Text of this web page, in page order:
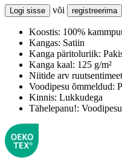
Logi sisse või registreerima
Koostis: 100%
Kangas: Satiin
Kanga päritoluriik:
Kanga kaal: 125 g/m²
Niitide arv
Voodipesu õmmeldud:
Kinnis: Lukkudega
Tähelepanu!: